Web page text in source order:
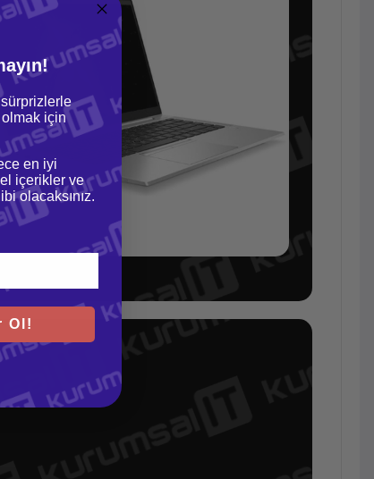
için
en iyi
içerikler ve
olacaksınız.
Ol!